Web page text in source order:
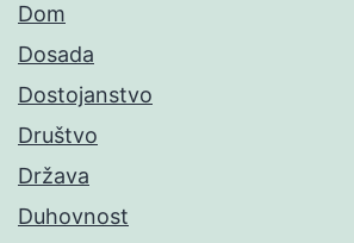
Dom
Dosada
Dostojanstvo
Društvo
Država
Duhovnost